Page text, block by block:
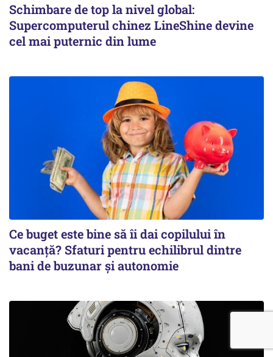
Schimbare de top la nivel global:
Supercomputerul chinez LineShine devine
cel mai puternic din lume
Ce buget este bine să îi dai copilului în
vacanță? Sfaturi pentru echilibrul dintre
bani de buzunar și autonomie